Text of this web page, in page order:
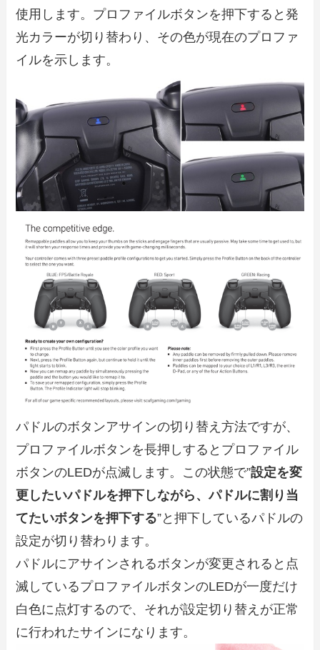
使用します。プロファイルボタンを押下すると発
光カラーが切り替わり、その色が現在のプロファ
イルを示します。
パドルのボタンアサインの切り替え方法ですが、
プロファイルボタンを長押しするとプロファイル
ボタンのLEDが点滅します。この状態で”設定を変
更したいパドルを押下しながら、パドルに割り当
てたいボタンを押下する”と押下しているパドルの
設定が切り替わります。
パドルにアサインされるボタンが変更されると点
滅しているプロファイルボタンのLEDが一度だけ
白色に点灯するので、それが設定切り替えが正常
に行われたサインになります。